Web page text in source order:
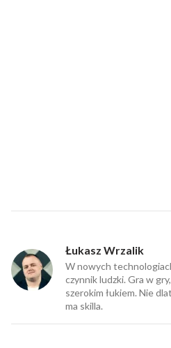
Łukasz Wrzalik
W nowych
czynnik ludzki. Gra w
szerokim łukiem. Nie
ma skilla.